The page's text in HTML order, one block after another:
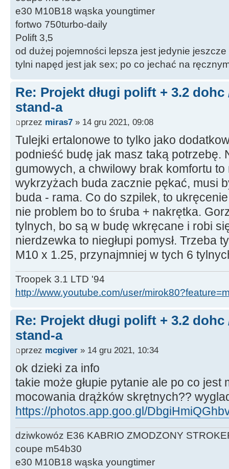
e30 M10B18 wąska youngtimer
fortwo 750turbo-daily
Polift 3,5
od dużej pojemności lepsza jest jedynie jeszcze
tylni napęd jest jak sex; po co jechać na
Re: Projekt długi polift + 3.2 dohc
stand-a
przez miras7 » 14 gru 2021, 09:08
Tulejki ertalonowe to tylko jako
podnieść budę jak masz taką potrzebę.
gumowych, a chwilowy brak komfortu
wykrzyżach buda zacznie pękać, musi
buda - rama. Co do szpilek, to
nie problem bo to śruba + nakrętka.
tylnych, bo są w budę wkręcane i robi
nierdzewka to niegłupi pomysł. Trzeba
M10 x 1.25, przynajmniej w tych 6
Troopek 3.1 LTD '94
http://www.youtube.com/user/
Re: Projekt długi polift + 3.2 dohc
stand-a
przez mcgiver » 14 gru 2021, 10:34
ok dzieki za info
takie może głupie pytanie ale po co
mocowania drążków skrętnych??
https://photos.app.goo.gl/
dziwkowóz E36 KABRIO ZMODZONY
coupe m54b30
e30 M10B18 wąska youngtimer